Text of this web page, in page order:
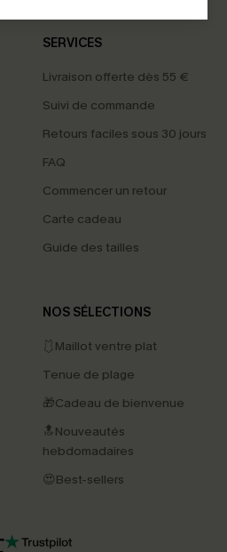
SERVICES
Livraison offerte dès 55 €
Suivi de commande
Retours faciles sous 30 jours
FAQ
Commencer un retour
Carte cadeau
Guide des tailles
NOS SÉLECTIONS
🩱Maillot ventre plat
Tenue de plage
🎁Cadeau de bienvenue
🔝Nouveautés
hebdomadaires
😍Best-sellers